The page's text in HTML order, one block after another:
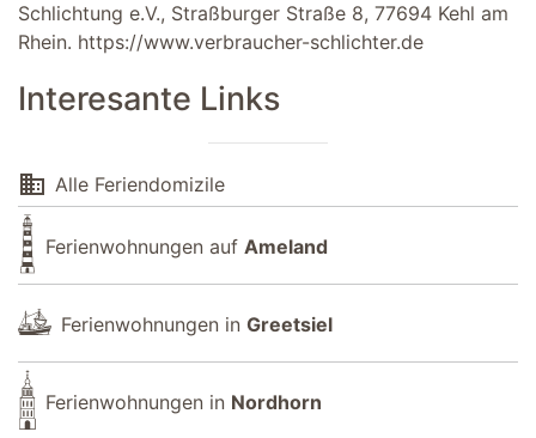
Schlichtung e.V., Straßburger Straße 8, 77694 Kehl am
Rhein. https://www.verbraucher-schlichter.de
Interesante Links
domain Alle Feriendomizile
Ferienwohnungen auf Ameland
Ferienwohnungen in Greetsiel
Ferienwohnungen in Nordhorn